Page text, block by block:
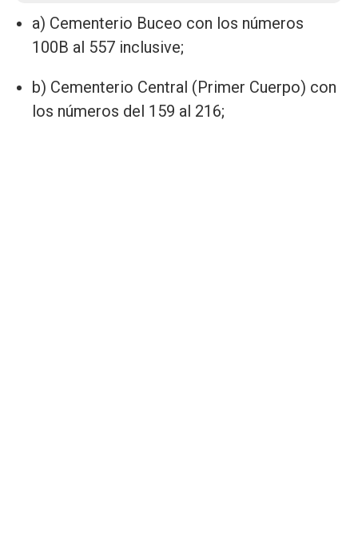
a) Cementerio Buceo con los números
100B al 557 inclusive;
b) Cementerio Central (Primer Cuerpo) con
los números del 159 al 216;